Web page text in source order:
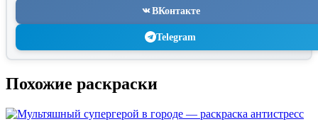
ВКонтакте
Telegram
Похожие раскраски